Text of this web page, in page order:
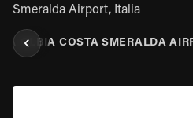
Smeralda Airport, Italia
\ OLBIA COSTA SMERALDA